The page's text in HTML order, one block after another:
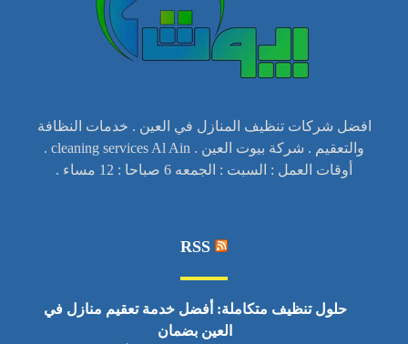
افضل شركات تنظيف المنازل في العين . خدمات النظافة
والتعقيم . شركة بيوت العين . cleaning services Al Ain .
أوقات العمل : السبت : الجمعه 6 صباحا : 12 مساء .
RSS
حلول تنظيف متكاملة: أفضل خدمة تعقيم منازل في
العين بضمان